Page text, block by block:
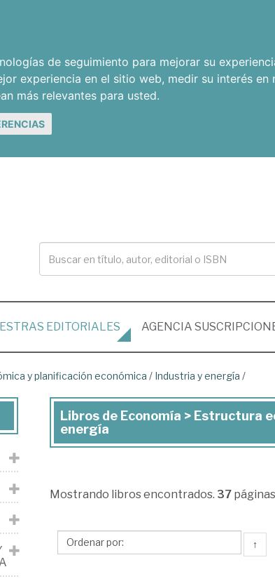
de seguimiento para mejorar su
experiencia en el sitio web, medir su interés
más relevantes para usted.
EDITORIALES AGENCIA
y planificación económica / Industria y energía /
Libros
de
>
económica
y
Libros de Economía > Estructura
energía
Mostrando libros encontrados. 37
↑